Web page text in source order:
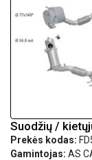
Suodžių /
Prekės kodas:
Gamintojas: AS